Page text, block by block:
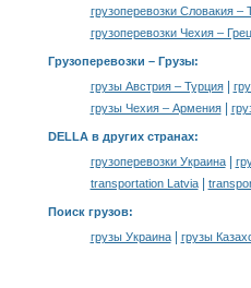
грузоперевозки Словакия –
грузоперевозки Чехия –
Грузоперевозки – Грузы:
грузы Австрия – Турция|
грузы Чехия – Армения|
DELLA в других странах:
грузоперевозки Украина|
transportation Latvia|
Поиск грузов:
грузы Украина| грузы